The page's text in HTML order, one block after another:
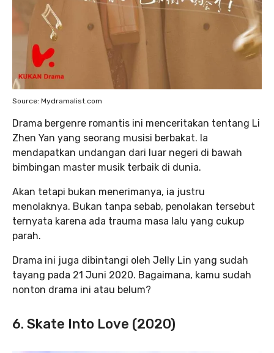
Source: Mydramalist.com
Drama bergenre romantis ini menceritakan tentang Li
Zhen Yan yang seorang musisi berbakat. Ia
mendapatkan undangan dari luar negeri di bawah
bimbingan master musik terbaik di dunia.
Akan tetapi bukan menerimanya, ia justru
menolaknya. Bukan tanpa sebab, penolakan tersebut
ternyata karena ada trauma masa lalu yang cukup
parah.
Drama ini juga dibintangi oleh Jelly Lin yang sudah
tayang pada 21 Juni 2020. Bagaimana, kamu sudah
nonton drama ini atau belum?
6. Skate Into Love (2020)